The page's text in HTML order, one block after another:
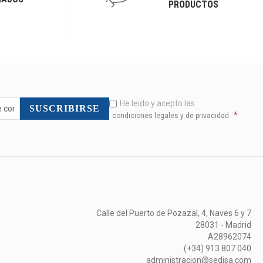
PRODUCTOS
SUSCRIBIRSE He leido y acepto las
condiciones legales y de privacidad *
Calle del Puerto de Pozazal, 4, Naves 6 y 7
28031 - Madrid
A28962074
(+34) 913 807 040
administracion@sedisa.com